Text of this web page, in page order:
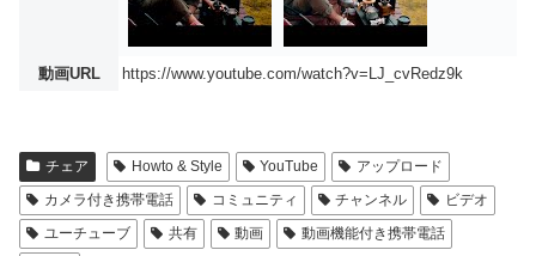
動画URL https://www.youtube.com/watch?v=LJ_cvRedz9k
チェア Howto & Style YouTube
アップロード
カメラ付き携帯電話
コミュニティ チャンネル
ビデオ
ユーチューブ
共有 動画
動画機能付き携帯電話